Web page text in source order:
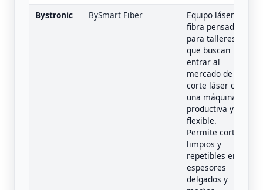
Bystronic
BySmart Fiber
Equipo láser
fibra pensado
para talleres
que buscan
entrar al
mercado de
corte láser con
una máquina
productiva y
flexible.
Permite cortes
limpios y
repetibles en
espesores
delgados y